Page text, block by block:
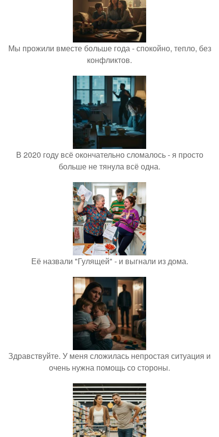
Мы прожили вместе больше года - спокойно, тепло, без
конфликтов.
В 2020 году всё окончательно сломалось - я просто
больше не тянула всё одна.
Её назвали "Гулящей" - и выгнали из дома.
Здравствуйте. У меня сложилась непростая ситуация и
очень нужна помощь со стороны.